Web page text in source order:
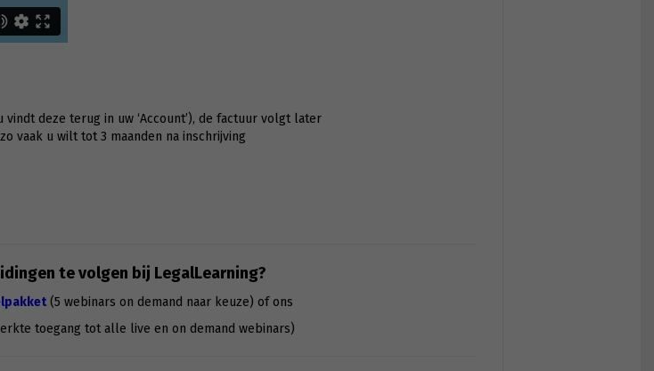
deze terug in uw ‘Account’), de factuur volgt later
vaak u wilt tot 3 maanden na inschrijving
te volgen bij LegalLearning?
(5 webinars on demand naar keuze) of ons
toegang tot alle live en on demand webinars)